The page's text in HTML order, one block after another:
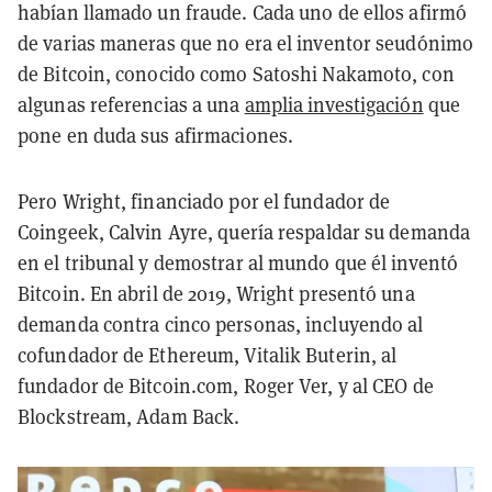
habían llamado un fraude. Cada uno de ellos afirmó
de varias maneras que no era el inventor seudónimo
de Bitcoin, conocido como Satoshi Nakamoto, con
algunas referencias a una amplia investigación que
pone en duda sus afirmaciones.
Pero Wright, financiado por el fundador de
Coingeek, Calvin Ayre, quería respaldar su demanda
en el tribunal y demostrar al mundo que él inventó
Bitcoin. En abril de 2019, Wright presentó una
demanda contra cinco personas, incluyendo al
cofundador de Ethereum, Vitalik Buterin, al
fundador de Bitcoin.com, Roger Ver, y al CEO de
Blockstream, Adam Back.